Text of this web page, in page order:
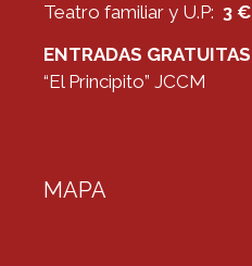
Teatro familiar y U.P: 3 €
ENTRADAS GRATUITAS
“El Principito” JCCM
MAPA